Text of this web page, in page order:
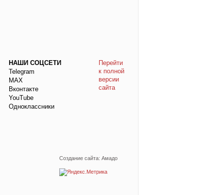
НАШИ СОЦСЕТИ
Telegram
МАХ
Вконтакте
YouTube
Одноклассники
Перейти
к полной
версии
сайта
Создание сайта: Амадо